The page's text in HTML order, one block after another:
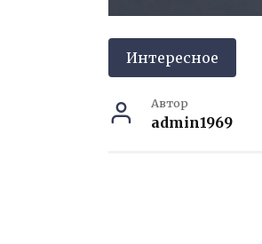
Интересное
Автор
admin1969